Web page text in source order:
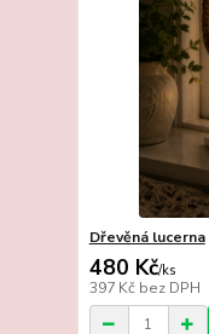
Dřevěná lucerna
480 Kč/ks
397 Kč bez DPH